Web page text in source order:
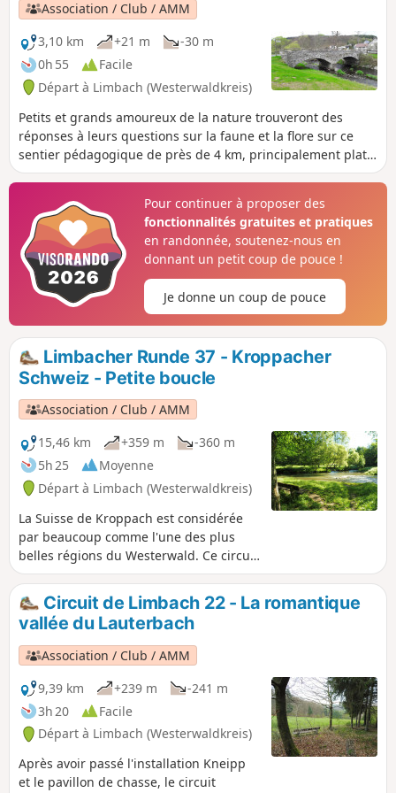
Association / Club / AMM
3,10 km
+21 m
-30 m
0h 55
Facile
Départ à Limbach (Westerwaldkreis)
Petits et grands amoureux de la nature trouveront des
réponses à leurs questions sur la faune et la flore sur ce
sentier pédagogique de près de 4 km, principalement plat.
En plus des panneaux illustrés, il y a plein de trucs
naturaliste du musée du village de Limbach, comme la plus
grosse truite jamais pêchée dans le ruisseau. Avec son
sentier sauvage et romantique qui passe par des grottes de
foin, ce circuit est aussi un vrai régal pour les randonneurs,
juste au bord de la Kleine Nister.
Pour continuer à proposer des
fonctionnalités gratuites et pratiques
en randonnée, soutenez-nous en
donnant un petit coup de pouce !
Je donne un coup de pouce
Limbacher Runde 37 - Kroppacher
Schweiz - Petite boucle
Association / Club / AMM
15,46 km
+359 m
-360 m
5h 25
Moyenne
Départ à Limbach (Westerwaldkreis)
La Suisse de Kroppach est considérée
par beaucoup comme l'une des plus
belles régions du Westerwald. Ce circuit
LIMBACHER RUNDE traverse la partie
avant de la zone protégée, avec le «
Deutsches Eck » comme point fort de la
visite. Il traverse la romantique vallée
de Lauterbach, passe par les hauteurs
au-dessus de Heimborn jusqu'au
Deutsches Eck du Westerwald, où se
rejoignent la Grande et la Petite Nister.
Circuit de Limbach 22 - La romantique
vallée du Lauterbach
Association / Club / AMM
9,39 km
+239 m
-241 m
3h 20
Facile
Départ à Limbach (Westerwaldkreis)
Après avoir passé l'installation Kneipp
et le pavillon de chasse, le circuit